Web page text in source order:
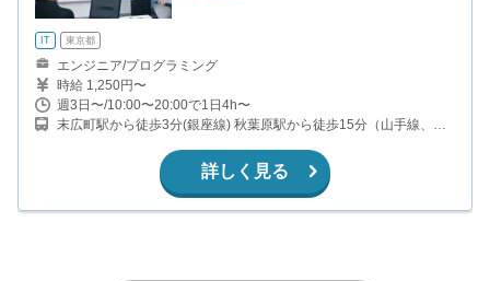
IT 東京都
エンジニア/プログラミング
時給 1,250円〜
週3日〜/10:00〜20:00で1日4h〜
末広町駅から徒歩3分(銀座線) 秋葉原駅から徒歩15分（山手線、京
詳しく見る